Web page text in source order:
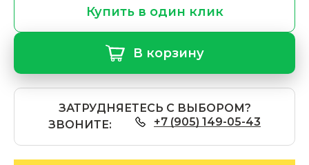
Купить в один клик
В корзину
ЗАТРУДНЯЕТЕСЬ С ВЫБОРОМ?
ЗВОНИТЕ:
+7 (905) 149-05-43